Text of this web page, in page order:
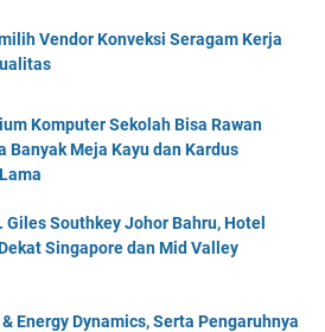
Vendor Konveksi Seragam Kerja
Komputer Sekolah Bisa Rawan
Banyak Meja Kayu dan Kardus
Giles Southkey Johor Bahru, Hotel
Singapore dan Mid Valley
Energy Dynamics, Serta Pengaruhnya